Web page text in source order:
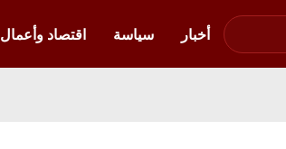
أخبار
سياسة اقتصاد وأعمال